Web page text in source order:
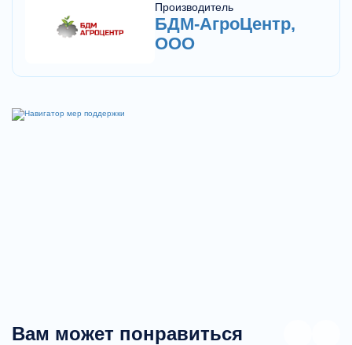
Производитель
БДМ-АгроЦентр,
ООО
Вам может понравиться